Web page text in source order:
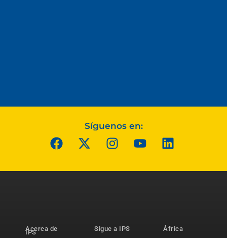
Síguenos en:
Acerca de
IPS
Sigue a IPS
África